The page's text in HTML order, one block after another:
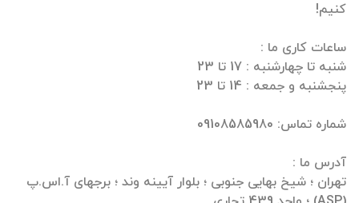
تهران ؛ شیخ بهایی جنوبی ؛ بلوار آیینه وند ؛ برجهای آ.اس.پ